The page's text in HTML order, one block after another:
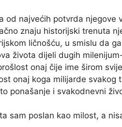
od najvećih potvrda njegove
znaju historijski trenuta
ličnošću, u smislu da
života dijeli dugih
onaj čije ime širom
onaj koga milijarde svakog
ponašanje i svakodnevni
sam poslan kao milost, a